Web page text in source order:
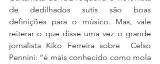
de dedilhados sutis são boas
definições para o músico. Mas, vale
reiterar o que disse uma vez o grande
jornalista Kiko Ferreira sobre  Celso
Pennini: “é mais conhecido como mola